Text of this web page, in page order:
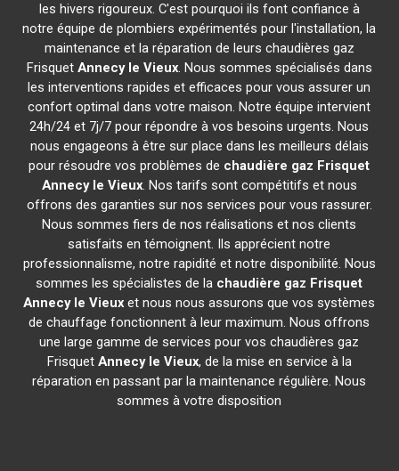
les hivers rigoureux. C'est pourquoi ils font confiance à
notre équipe de plombiers expérimentés pour l'installation, la
maintenance et la réparation de leurs chaudières gaz
Frisquet Annecy le Vieux. Nous sommes spécialisés dans
les interventions rapides et efficaces pour vous assurer un
confort optimal dans votre maison. Notre équipe intervient
24h/24 et 7j/7 pour répondre à vos besoins urgents. Nous
nous engageons à être sur place dans les meilleurs délais
pour résoudre vos problèmes de chaudière gaz Frisquet
Annecy le Vieux. Nos tarifs sont compétitifs et nous
offrons des garanties sur nos services pour vous rassurer.
Nous sommes fiers de nos réalisations et nos clients
satisfaits en témoignent. Ils apprécient notre
professionnalisme, notre rapidité et notre disponibilité. Nous
sommes les spécialistes de la chaudière gaz Frisquet
Annecy le Vieux et nous nous assurons que vos systèmes
de chauffage fonctionnent à leur maximum. Nous offrons
une large gamme de services pour vos chaudières gaz
Frisquet Annecy le Vieux, de la mise en service à la
réparation en passant par la maintenance régulière. Nous
sommes à votre disposition